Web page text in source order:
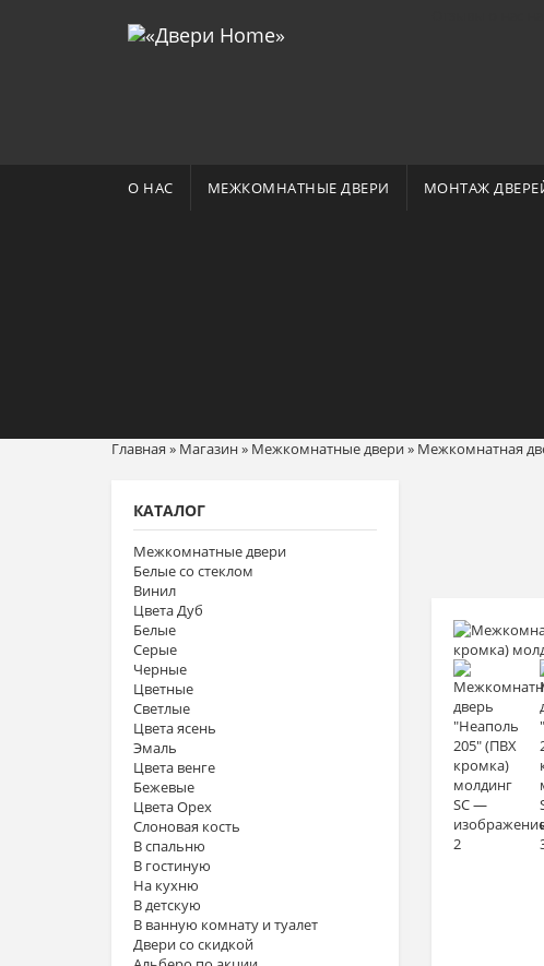
О НАС МЕЖКОМНАТНЫЕ ДВЕРИ МОНТАЖ
Главная » Магазин» Межкомнатные двери» Межкомнатная
КАТАЛОГ
Межкомнатные двери
Белые со стеклом
Винил
Цвета Дуб
Белые
Серые
Черные
Цветные
Светлые
Цвета ясень
Эмаль
Цвета венге
Бежевые
Цвета Орех
Слоновая кость
В спальню
В гостиную
На кухню
В детскую
В ванную комнату и туалет
Двери со скидкой